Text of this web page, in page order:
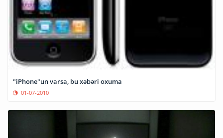
"iPhone"un varsa, bu xəbəri oxuma
01-07-2010